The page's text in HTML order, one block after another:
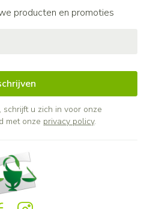
producten en promoties
u zich in voor onze
met onze privacy policy.